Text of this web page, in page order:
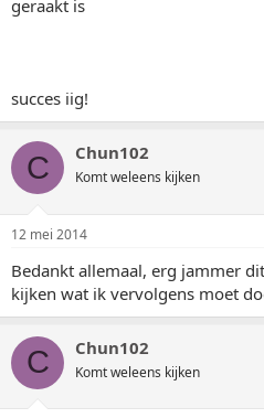
geraakt is
succes iig!
C Chun102
Komt weleens kijken
12 mei 2014
Bedankt allemaal, erg jammer
kijken wat ik vervolgens moet
C Chun102
Komt weleens kijken